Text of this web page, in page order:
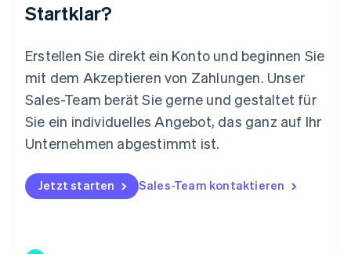
Startklar?
Erstellen Sie direkt ein Konto und beginnen Sie
mit dem Akzeptieren von Zahlungen. Unser
Sales-Team berät Sie gerne und gestaltet für
Sie ein individuelles Angebot, das ganz auf Ihr
Unternehmen abgestimmt ist.
Jetzt starten Sales-Team kontaktieren
Mexiko
English
Niederlande
Nederlands English
Norwegen
English
Österreich
Polen
English
Portugal